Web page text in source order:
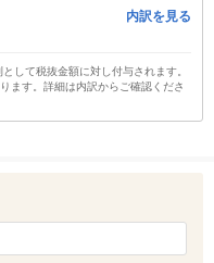
内訳を見る
して税抜金額に対し付与されます。
ます。詳細は内訳からご確認くださ